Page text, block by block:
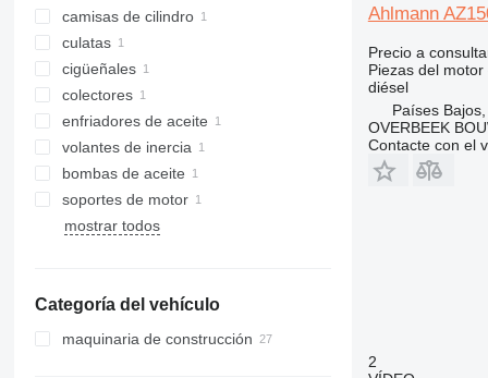
camisas de cilindro
culatas
cigüeñales
colectores
enfriadores de aceite
volantes de inercia
bombas de aceite
soportes de motor
mostrar todos
Categoría del vehículo
maquinaria de construcción
Ahlmann
Precio a
Piezas del
diésel
Países
OVERBEEK
Contacte con el
2